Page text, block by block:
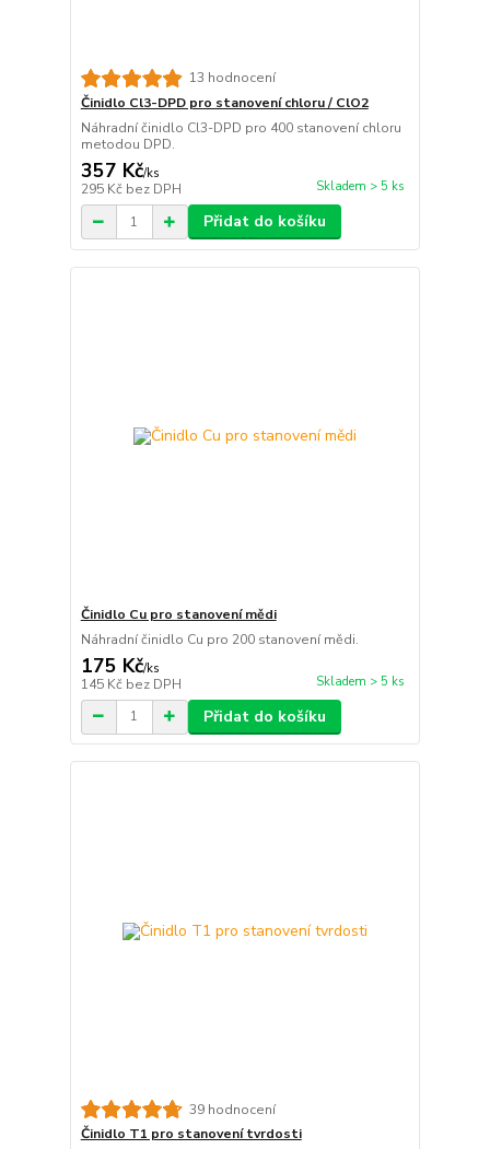
13 hodnocení
Činidlo Cl3-DPD pro stanovení chloru / ClO2
Náhradní činidlo Cl3-DPD pro 400 stanovení chloru
metodou DPD.
357 Kč/ks
295 Kč bez DPH Skladem > 5 ks
Přidat do košíku
Činidlo Cu pro stanovení mědi
Náhradní činidlo Cu pro 200 stanovení mědi.
175 Kč/ks
145 Kč bez DPH Skladem > 5 ks
Přidat do košíku
39 hodnocení
Činidlo T1 pro stanovení tvrdosti